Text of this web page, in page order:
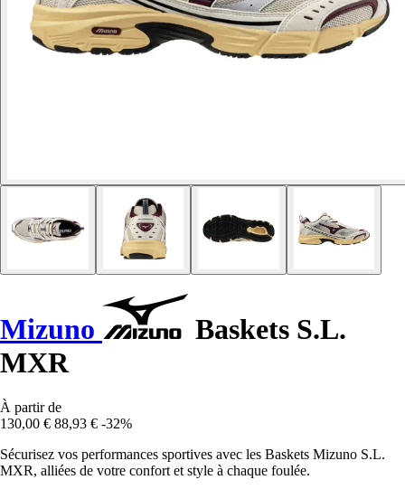
Mizuno
Baskets S.L.
MXR
À partir de
130,00 € 88,93 € -32%
Sécurisez vos performances sportives avec les Baskets Mizuno S.L.
MXR, alliées de votre confort et style à chaque foulée.